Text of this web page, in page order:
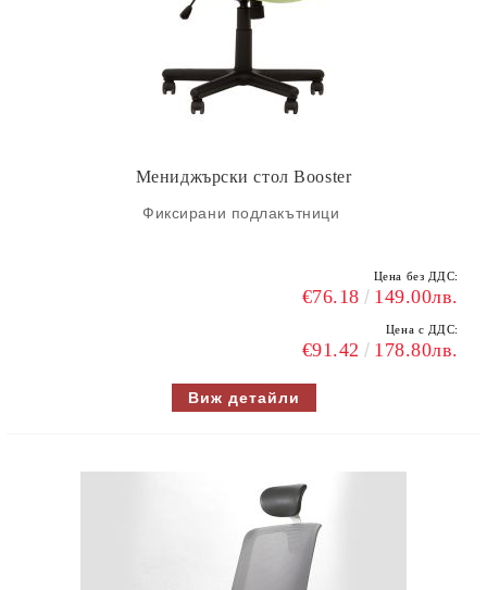
Мениджърски стол Booster
Фиксирани подлакътници
Цена без ДДС:
€76.18 149.00лв.
Цена с ДДС:
€91.42 178.80лв.
Виж детайли